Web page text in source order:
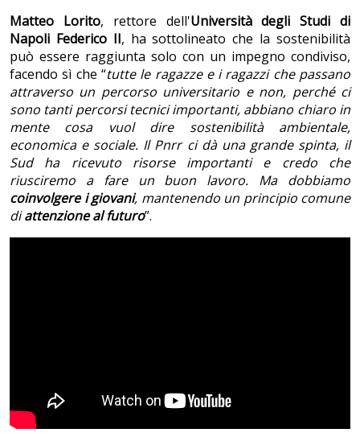
Matteo Lorito, rettore dell'Università degli Studi di
Napoli Federico II, ha sottolineato che la sostenibilità
può essere raggiunta solo con un impegno condiviso,
facendo sì che “tutte le ragazze e i ragazzi che passano
attraverso un percorso universitario e non, perché ci
sono tanti percorsi tecnici importanti, abbiano chiaro in
mente cosa vuol dire sostenibilità ambientale,
economica e sociale. Il Pnrr ci dà una grande spinta, il
Sud ha ricevuto risorse importanti e credo che
riusciremo a fare un buon lavoro. Ma dobbiamo
coinvolgere i giovani, mantenendo un principio comune
diattenzione al futuro”.